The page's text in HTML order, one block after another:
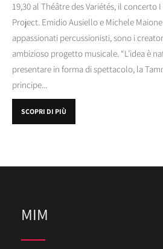
19,30 al Théâtre des Variétés, il concerto
Project. Emidio Ausiello e Michele
appassionati percussionisti, sono i
ambizioso progetto musicale. “L’idea è
presentare in forma di spettacolo, la
principe...
SCOPRI DI PIÙ
MIM